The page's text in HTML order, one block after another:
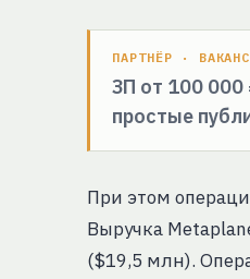
ПАРТНЁР ·
ЗП от 100 000
простые
При этом
Выручка
($19,5 млн).